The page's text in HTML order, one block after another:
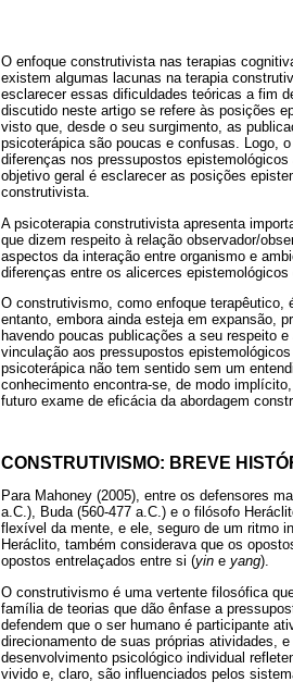
O enfoque construtivista nas terapias
existem algumas lacunas na terapia
esclarecer essas dificuldades teóricas a fim
discutido neste artigo se refere às posições
visto que, desde o seu surgimento, as
psicoterápica são poucas e confusas. Logo,
diferenças nos pressupostos
objetivo geral é esclarecer as posições
construtivista.
A psicoterapia construtivista apresenta
que dizem respeito à relação observador/
aspectos da interação entre organismo e
diferenças entre os alicerces epistemológicos
O construtivismo, como enfoque
entanto, embora ainda esteja em expansão,
havendo poucas publicações a seu respeito
vinculação aos pressupostos
psicoterápica não tem sentido sem um
conhecimento encontra-se, de modo
futuro exame de eficácia da abordagem
CONSTRUTIVISMO: BREVE
Para Mahoney (2005), entre os defensores
a.C.), Buda (560-477 a.C.) e o filósofo
flexível da mente, e ele, seguro de um ritmo
Heráclito, também considerava que os
opostos entrelaçados entre si (yin e yang).
O construtivismo é uma vertente filosófica
família de teorias que dão ênfase a
defendem que o ser humano é participante
direcionamento de suas próprias atividades,
desenvolvimento psicológico individual
vivido e, claro, são influenciados pelos